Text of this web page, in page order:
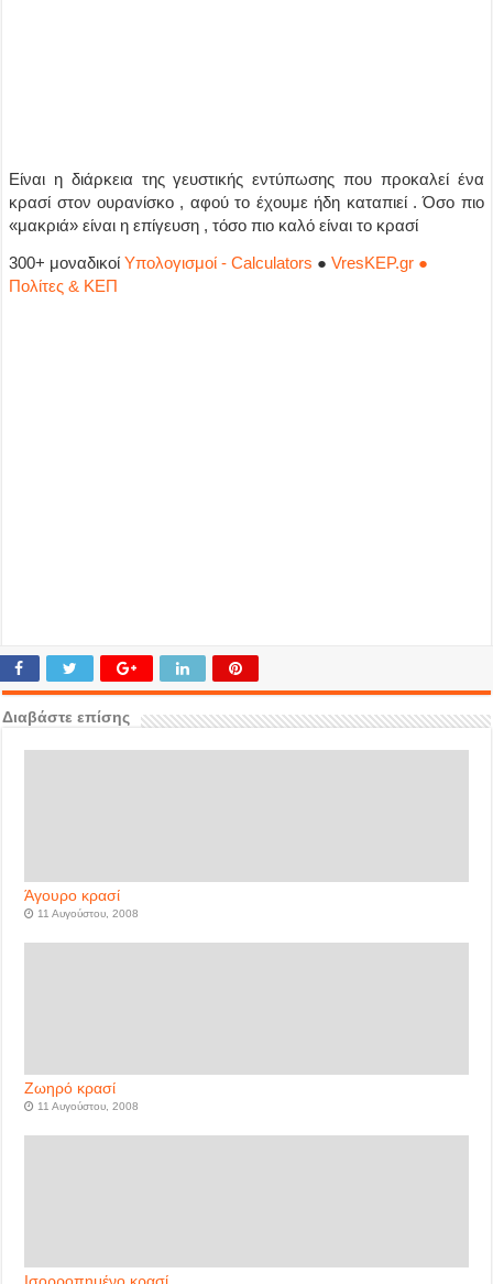
Είναι η διάρκεια της γευστικής εντύπωσης που προκαλεί ένα
κρασί στον ουρανίσκο , αφού το έχουμε ήδη καταπιεί . Όσο πιο
«μακριά» είναι η επίγευση , τόσο πιο καλό είναι το κρασί
300+ μοναδικοίΥπολογισμοί - Calculators ●VresKEP.gr ●
Πολίτες & ΚΕΠ
Διαβάστε επίσης
Άγουρο κρασί
11 Αυγούστου, 2008
Ζωηρό κρασί
11 Αυγούστου, 2008